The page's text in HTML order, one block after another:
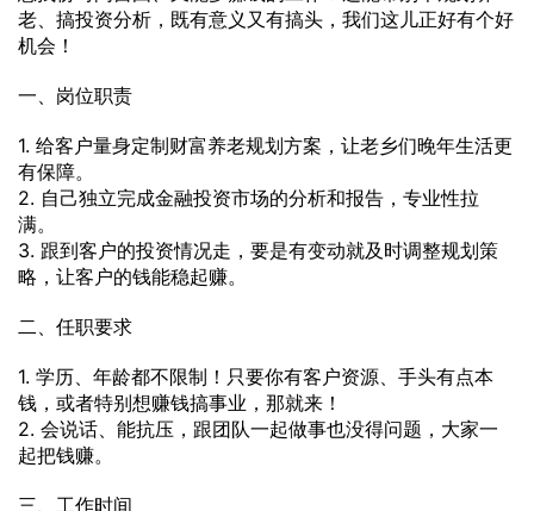
老、搞投资分析，既有意义又有搞头，我们这儿正好有个好
机会！
一、岗位职责
1. 给客户量身定制财富养老规划方案，让老乡们晚年生活更
有保障。
2. 自己独立完成金融投资市场的分析和报告，专业性拉
满。
3. 跟到客户的投资情况走，要是有变动就及时调整规划策
略，让客户的钱能稳起赚。
二、任职要求
1. 学历、年龄都不限制！只要你有客户资源、手头有点本
钱，或者特别想赚钱搞事业，那就来！
2. 会说话、能抗压，跟团队一起做事也没得问题，大家一
起把钱赚。
三、工作时间